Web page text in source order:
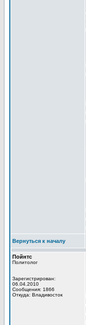
Вернуться к началу
Пойнтс
Политолог
Зарегистрирован:
06.04.2010
Сообщения: 1866
Откуда: Владивосток